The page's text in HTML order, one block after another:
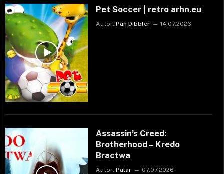
Pet Soccer | retro arhn.eu
Autor: Pan Dibbler 14.07.2026
Assassin’s Creed:
Brotherhood – Kredo
Bractwa
Autor: Palar 07.07.2026